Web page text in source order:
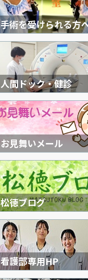
手術を受けられる方
人間ドック・健診
お見舞いメール
松徳ブログ
看護部専用HP